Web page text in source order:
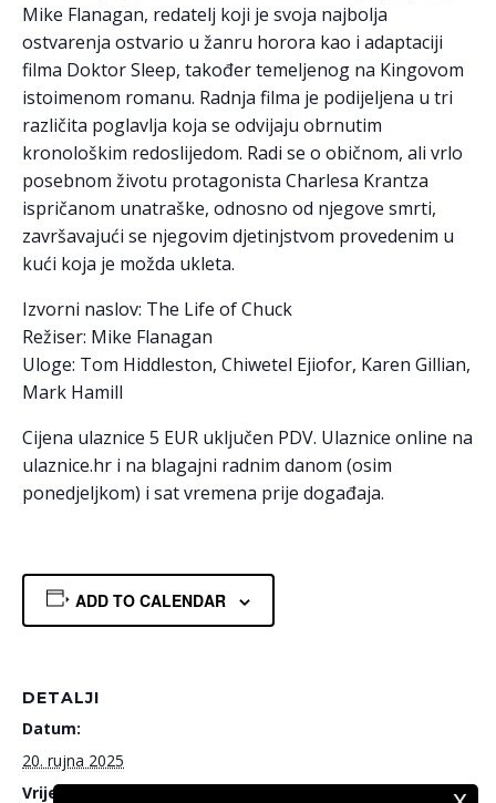
Mike Flanagan, redatelj koji je svoja najbolja
ostvarenja ostvario u žanru horora kao i adaptaciji
filma Doktor Sleep, također temeljenog na Kingovom
istoimenom romanu. Radnja filma je podijeljena u tri
različita poglavlja koja se odvijaju obrnutim
kronološkim redoslijedom. Radi se o običnom, ali vrlo
posebnom životu protagonista Charlesa Krantza
ispričanom unatraške, odnosno od njegove smrti,
završavajući se njegovim djetinjstvom provedenim u
kući koja je možda ukleta.
Izvorni naslov: The Life of Chuck
Režiser: Mike Flanagan
Uloge: Tom Hiddleston, Chiwetel Ejiofor, Karen Gillian,
Mark Hamill
Cijena ulaznice 5 EUR uključen PDV. Ulaznice online na
ulaznice.hr i na blagajni radnim danom (osim
ponedjeljkom) i sat vremena prije događaja.
ADD TO CALENDAR
DETALJI
Datum:
20. rujna 2025
Vrijeme: